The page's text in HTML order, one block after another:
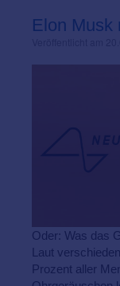
Elon Musk
Oder: Was das
Laut
Prozent aller